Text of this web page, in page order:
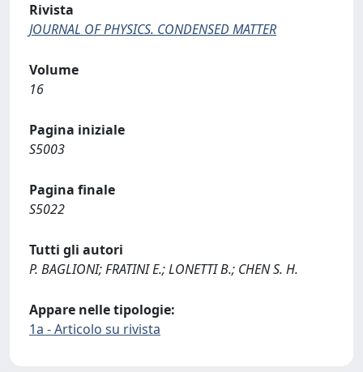
Rivista
JOURNAL OF PHYSICS. CONDENSED MATTER
Volume
16
Pagina iniziale
S5003
Pagina finale
S5022
Tutti gli autori
P. BAGLIONI; FRATINI E.; LONETTI B.; CHEN S. H.
Appare nelle tipologie:
1a - Articolo su rivista